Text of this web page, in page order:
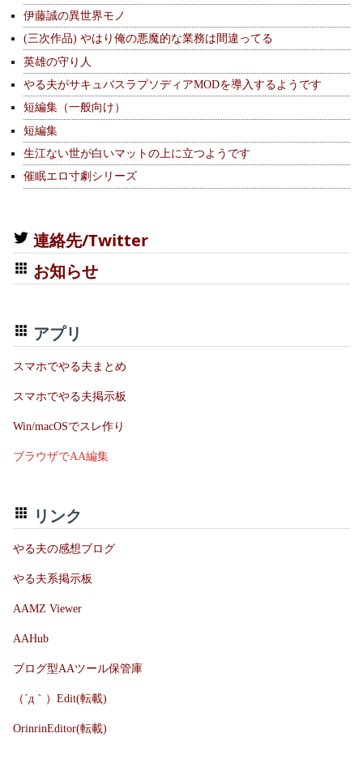
伊藤誠の異世界モノ
(三次作品) やはり俺の悪魔的な業務は間違ってる
英雄の守り人
やる夫がサキュバスラプソディアMODを導入するようです
短編集（一般向け）
短編集
生江ない世が白いマットの上に立つようです
催眠エロ寸劇シリーズ
連絡先/Twitter
お知らせ
アプリ
スマホでやる夫まとめ
スマホでやる夫掲示板
Win/macOSでスレ作り
ブラウザでAA編集
リンク
やる夫の感想ブログ
やる夫系掲示板
AAMZ Viewer
AAHub
ブログ型AAツール保管庫
（´д｀）Edit(転載)
OrinrinEditor(転載)